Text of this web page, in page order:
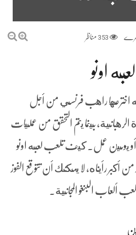
353 مناظر
اونو
اخترعها راهب فرنسي من أجل
بينما يتم التحقق من عمليات
يومين عمل. كيف تلعب لعبه اونو
أكبر رأيناه، لا يمكنك أن تتوقع الفوز
ألعاب البنغو المجانية.